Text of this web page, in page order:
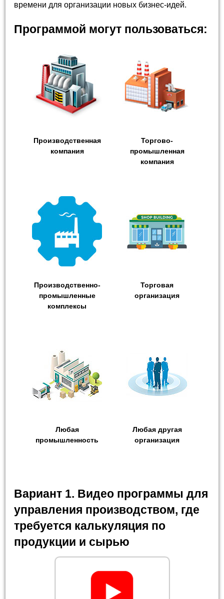
времени для организации новых бизнес-идей.
Программой могут пользоваться:
Производственная
компания
Торгово-
промышленная
компания
Производственно-
промышленные
комплексы
Торговая
организация
Любая
промышленность
Любая другая
организация
Вариант 1. Видео программы для
управления производством, где
требуется калькуляция по
продукции и сырью